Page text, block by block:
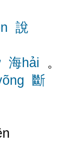
說
海hải 。
斷